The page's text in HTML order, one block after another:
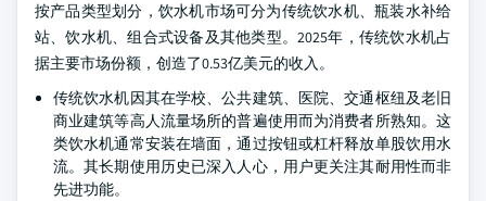
按产品类型划分，饮水机市场可分为传统饮水机、瓶装水补给
站、饮水机、组合式设备及其他类型。2025年，传统饮水机占
据主要市场份额，创造了0.53亿美元的收入。
传统饮水机因其在学校、公共建筑、医院、交通枢纽及老旧
商业建筑等高人流量场所的普遍使用而为消费者所熟知。这
类饮水机通常安装在墙面，通过按钮或杠杆释放单股饮用水
流。其长期使用历史已深入人心，用户更关注其耐用性而非
先进功能。